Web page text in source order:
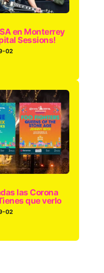
en Monterrey
Sessions!
02
las Corona
que verlo
02